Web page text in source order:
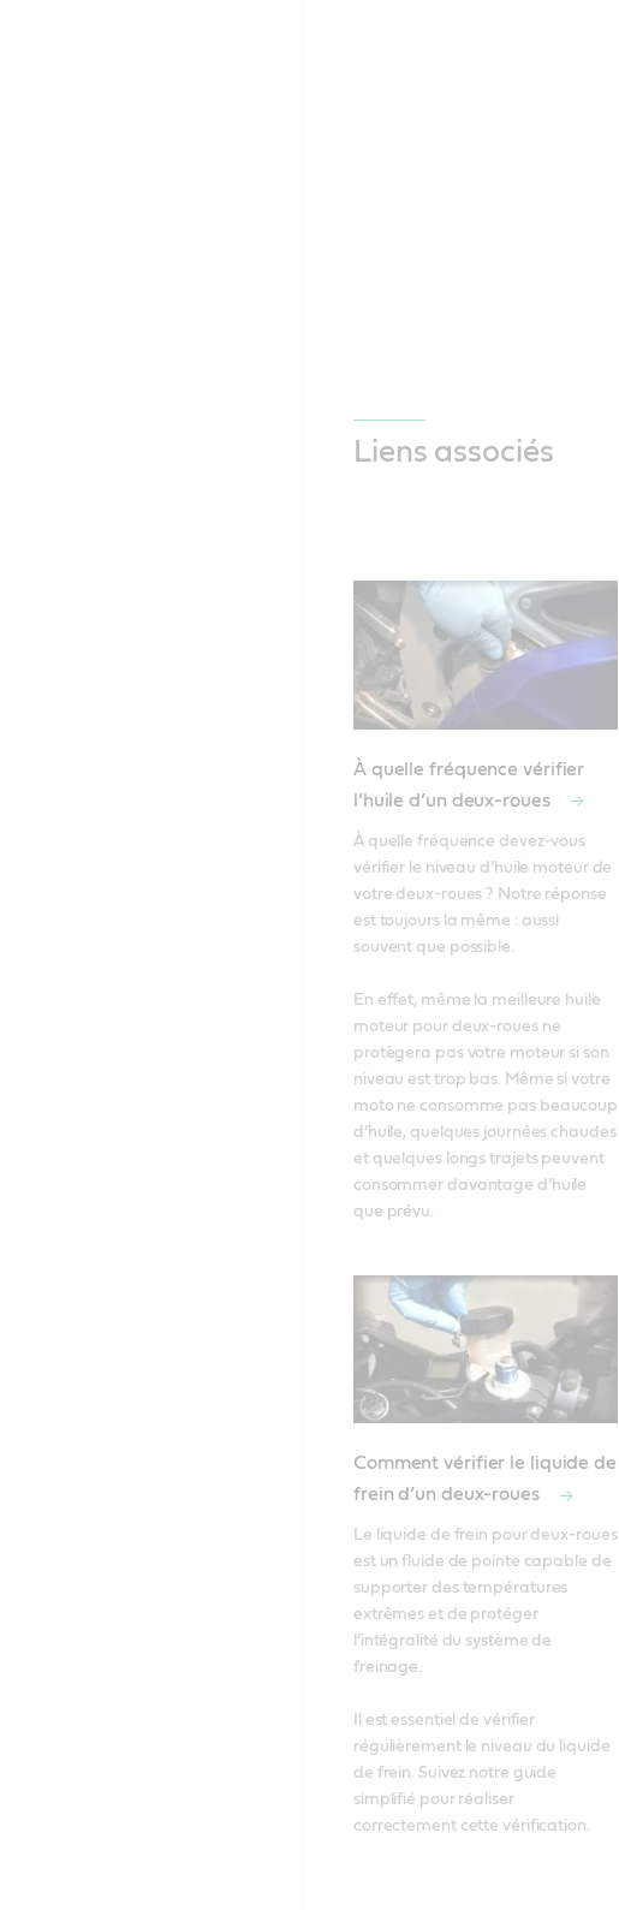
Liens associés
À quelle fréquence vérifier
l’huile d’un deux-roues
À quelle fréquence devez-vous
vérifier le niveau d’huile moteur de
votre deux-roues ? Notre réponse
est toujours la même : aussi
souvent que possible.
En effet, même la meilleure huile
moteur pour deux-roues ne
protègera pas votre moteur si son
niveau est trop bas. Même si votre
moto ne consomme pas beaucoup
d’huile, quelques journées chaudes
et quelques longs trajets peuvent
consommer davantage d’huile
que prévu.
Comment vérifier le liquide de
frein d’un deux-roues
Le liquide de frein pour deux-roues
est un fluide de pointe capable de
supporter des températures
extrêmes et de protéger
l’intégralité du système de
freinage.
Il est essentiel de vérifier
régulièrement le niveau du liquide
de frein. Suivez notre guide
simplifié pour réaliser
correctement cette vérification.